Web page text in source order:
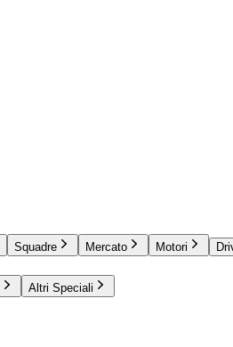
Squadre Mercato Motori
Altri Speciali